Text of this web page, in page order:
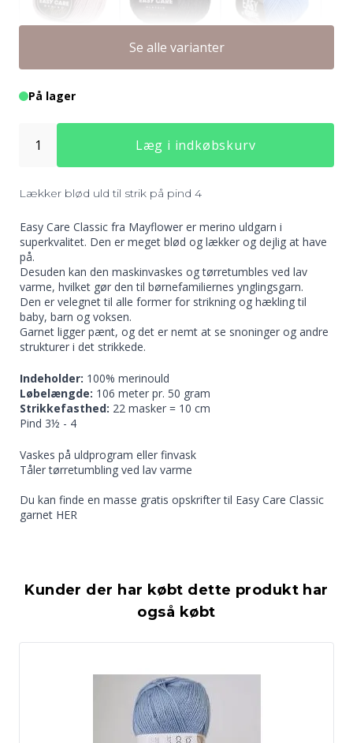
206 Kul
215 Sølvgrå
220 Sort
233 Græsgrøn
239 Himmelblå 240 Insignier blå
252 Lysegrå 253 Grå 254 Koksgrå
258 Chiniois grøn
262 Flint
271 Gråblå
Se alle varianter
På lager
Læg i indkøbskurv
Lækker blød uld til strik på pind 4
Easy Care Classic fra Mayflower er merino uldgarn i
superkvalitet. Den er meget blød og lækker og dejlig at have
på.
Desuden kan den maskinvaskes og tørretumbles ved lav
varme, hvilket gør den til børnefamiliernes ynglingsgarn.
Den er velegnet til alle former for strikning og hækling til
baby, barn og voksen.
Garnet ligger pænt, og det er nemt at se snoninger og andre
strukturer i det strikkede.
Indeholder: 100% merinould
Løbelængde: 106 meter pr. 50 gram
Strikkefasthed: 22 masker = 10 cm
Pind 3½ - 4
Vaskes på uldprogram eller finvask
Tåler tørretumbling ved lav varme
Du kan finde en masse gratis opskrifter til Easy Care Classic
garnet HER
Kunder der har købt dette produkt har
også købt